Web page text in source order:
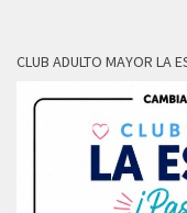
CLUB ADULTO MAYOR LA